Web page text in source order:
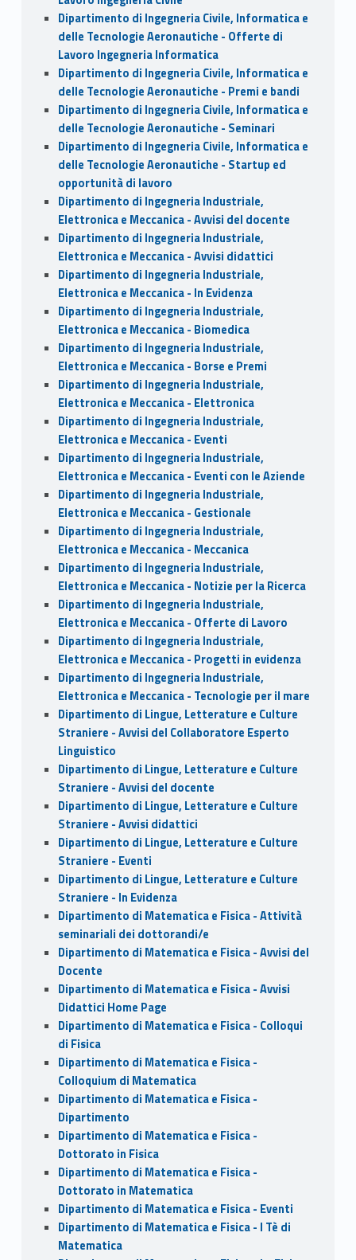
Dipartimento di Ingegneria Civile, Informatica e
delle Tecnologie Aeronautiche - Offerte di
Lavoro Ingegneria Informatica
Dipartimento di Ingegneria Civile, Informatica e
delle Tecnologie Aeronautiche - Premi e bandi
Dipartimento di Ingegneria Civile, Informatica e
delle Tecnologie Aeronautiche - Seminari
Dipartimento di Ingegneria Civile, Informatica e
delle Tecnologie Aeronautiche - Startup ed
opportunità di lavoro
Dipartimento di Ingegneria Industriale,
Elettronica e Meccanica - Avvisi del docente
Dipartimento di Ingegneria Industriale,
Elettronica e Meccanica - Avvisi didattici
Dipartimento di Ingegneria Industriale,
Elettronica e Meccanica - In Evidenza
Dipartimento di Ingegneria Industriale,
Elettronica e Meccanica - Biomedica
Dipartimento di Ingegneria Industriale,
Elettronica e Meccanica - Borse e Premi
Dipartimento di Ingegneria Industriale,
Elettronica e Meccanica - Elettronica
Dipartimento di Ingegneria Industriale,
Elettronica e Meccanica - Eventi
Dipartimento di Ingegneria Industriale,
Elettronica e Meccanica - Eventi con le Aziende
Dipartimento di Ingegneria Industriale,
Elettronica e Meccanica - Gestionale
Dipartimento di Ingegneria Industriale,
Elettronica e Meccanica - Meccanica
Dipartimento di Ingegneria Industriale,
Elettronica e Meccanica - Notizie per la Ricerca
Dipartimento di Ingegneria Industriale,
Elettronica e Meccanica - Offerte di Lavoro
Dipartimento di Ingegneria Industriale,
Elettronica e Meccanica - Progetti in evidenza
Dipartimento di Ingegneria Industriale,
Elettronica e Meccanica - Tecnologie per il mare
Dipartimento di Lingue, Letterature e Culture
Straniere - Avvisi del Collaboratore Esperto
Linguistico
Dipartimento di Lingue, Letterature e Culture
Straniere - Avvisi del docente
Dipartimento di Lingue, Letterature e Culture
Straniere - Avvisi didattici
Dipartimento di Lingue, Letterature e Culture
Straniere - Eventi
Dipartimento di Lingue, Letterature e Culture
Straniere - In Evidenza
Dipartimento di Matematica e Fisica - Attività
seminariali dei dottorandi/e
Dipartimento di Matematica e Fisica - Avvisi del
Docente
Dipartimento di Matematica e Fisica - Avvisi
Didattici Home Page
Dipartimento di Matematica e Fisica - Colloqui
di Fisica
Dipartimento di Matematica e Fisica -
Colloquium di Matematica
Dipartimento di Matematica e Fisica -
Dipartimento
Dipartimento di Matematica e Fisica -
Dottorato in Fisica
Dipartimento di Matematica e Fisica -
Dottorato in Matematica
Dipartimento di Matematica e Fisica - Eventi
Dipartimento di Matematica e Fisica - I Tè di
Matematica